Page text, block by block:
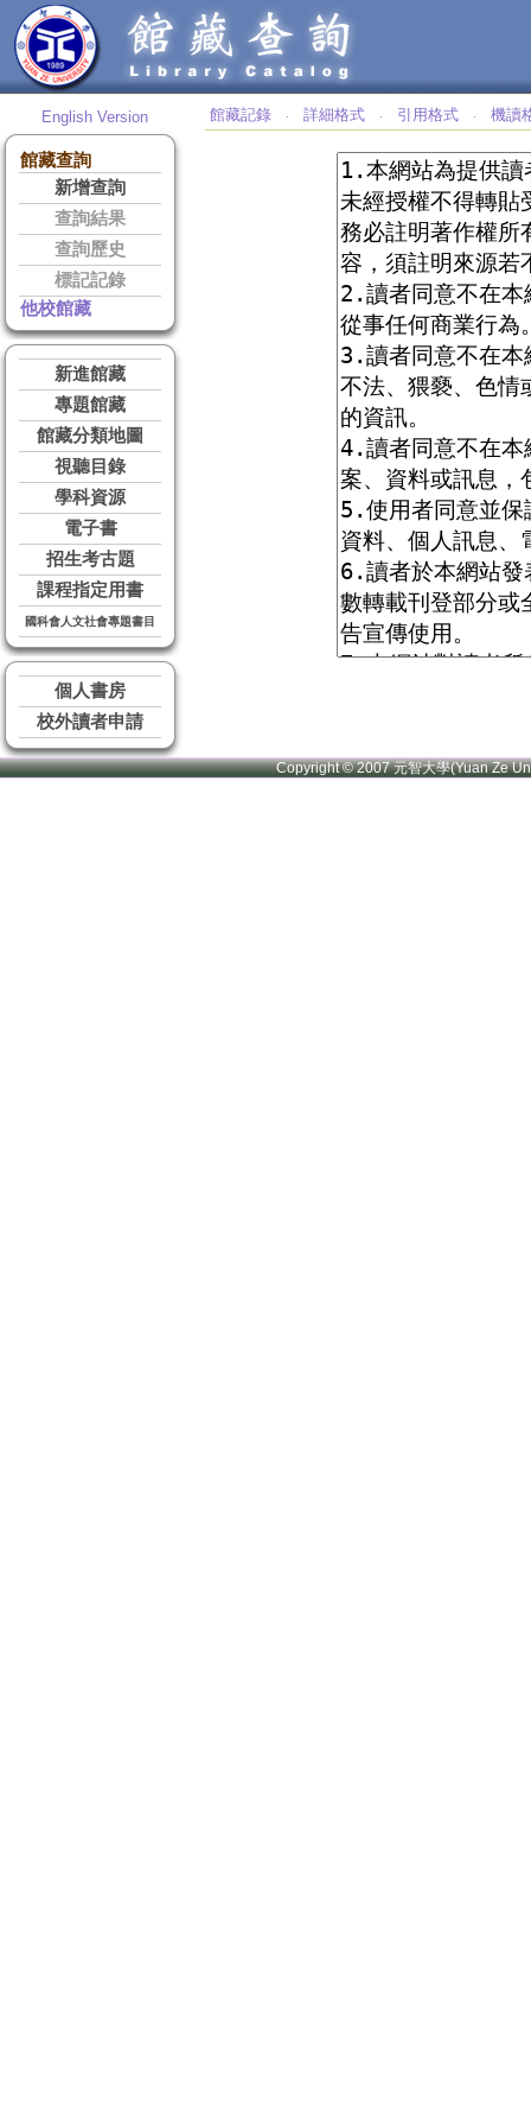
English Version
館藏查詢
新增查詢
查詢結果
查詢歷史
標記記錄
他校館藏
新進館藏
專題館藏
館藏分類地圖
視聽目錄
學科資源
電子書
招生考古題
課程指定用書
國科會人文社會專題書目
個人書房
校外讀者申請
館藏記錄 ‧ 詳細格式 ‧ 引用格式 ‧ 機讀
Copyright © 2007 元智大學(Yuan Ze